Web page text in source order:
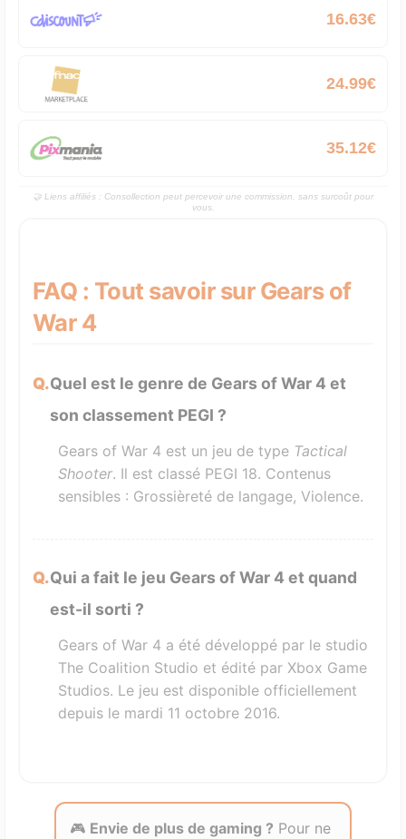
16.63€
24.99€
35.12€
🤝 Liens affiliés : Consollection peut percevoir une commission, sans surcoût pour
vous.
FAQ : Tout savoir sur Gears of
War 4
Quel est le genre de Gears of War 4 et
son classement PEGI ?
Gears of War 4 est un jeu de type Tactical
Shooter. Il est classé PEGI 18. Contenus
sensibles : Grossièreté de langage, Violence.
Qui a fait le jeu Gears of War 4 et quand
est-il sorti ?
Gears of War 4 a été développé par le studio
The Coalition Studio et édité par Xbox Game
Studios. Le jeu est disponible officiellement
depuis le mardi 11 octobre 2016.
🎮 Envie de plus de gaming ? Pour ne